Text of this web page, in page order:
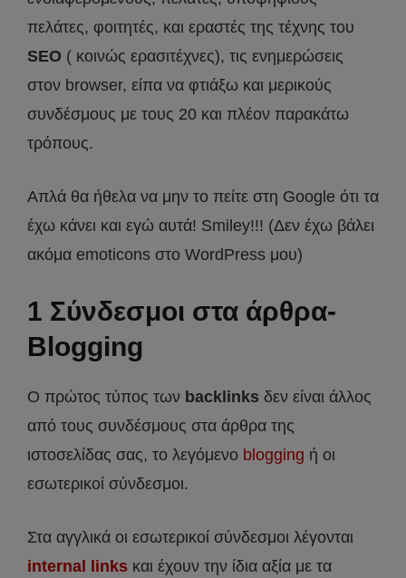
πελάτες, φοιτητές, και εραστές της τέχνης του
SEO ( κοινώς ερασιτέχνες), τις ενημερώσεις
στον browser, είπα να φτιάξω και μερικούς
συνδέσμους με τους 20 και πλέον παρακάτω
τρόπους.
Απλά θα ήθελα να μην το πείτε στη Google ότι τα
έχω κάνει και εγώ αυτά! Smiley!!! (Δεν έχω βάλει
ακόμα emoticons στο WordPress μου)
1 Σύνδεσμοι στα άρθρα-
Blogging
Ο πρώτος τύπος των backlinks δεν είναι άλλος
από τους συνδέσμους στα άρθρα της
ιστοσελίδας σας, το λεγόμενο blogging ή οι
εσωτερικοί σύνδεσμοι.
Στα αγγλικά οι εσωτερικοί σύνδεσμοι λέγονται
internal links και έχουν την ίδια αξία με τα